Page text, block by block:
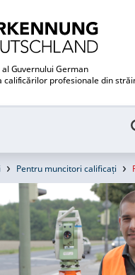
Guvernului German
calificărilor profesionale din
Pentru muncitori calificați